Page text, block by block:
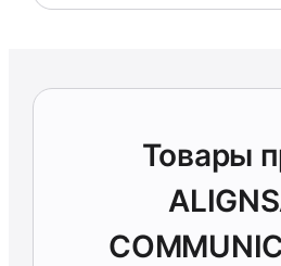
Товары